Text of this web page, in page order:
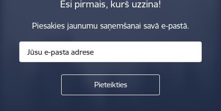
Esi pirmais, kurš uzzina!
Piesakies jaunumu saņemšanai savā e-pastā.